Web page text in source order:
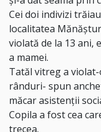
Cei doi indivizi
localitatea
violată de la 13 ani,
a mamei.
Tatăl vitreg a
rânduri- spun
măcar asistenţii
Copila a fost cea
trecea.